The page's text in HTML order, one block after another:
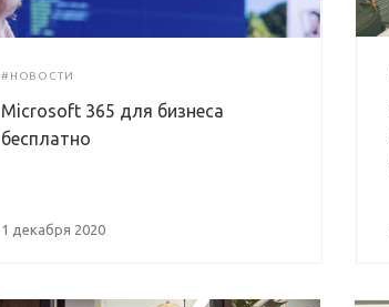
#НОВОСТИ
Microsoft 365 для бизнеса
бесплатно
1 декабря 2020